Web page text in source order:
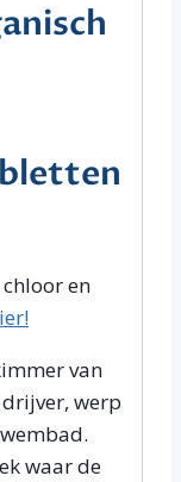
en
van
werp
waar de